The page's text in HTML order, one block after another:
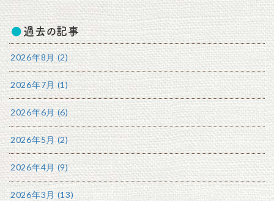
過去の記事
2026年8月 (2)
2026年7月 (1)
2026年6月 (6)
2026年5月 (2)
2026年4月 (9)
2026年3月 (13)